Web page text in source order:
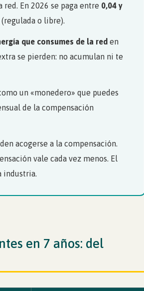
red. En 2026 se paga entre 0,04 y
o libre).
que consumes de la red en
se pierden: no acumulan ni te
un «monedero» que puedes
de la compensación
acogerse a la compensación.
vale cada vez menos. El
industria.
en 7 años: del